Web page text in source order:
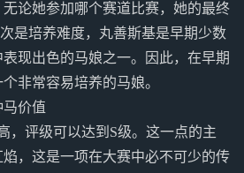
论她参加哪个赛道比赛，她的最终
是培养难度，丸善斯基是早期少数
现出色的马娘之一。因此，在早期
非常容易培养的马娘。
价值
，评级可以达到S级。这一点的主
，这是一项在大赛中必不可少的传